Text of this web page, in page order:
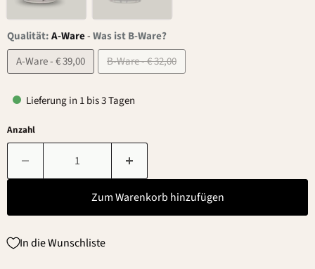
Qualität:A-Ware-Was ist B-Ware?
A-Ware - € 39,00
B-Ware - € 32,00
Lieferung in 1 bis 3 Tagen
Anzahl
Zum Warenkorb hinzufügen
In die Wunschliste